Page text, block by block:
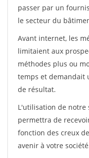
passer par un
le secteur du
Avant internet, les
limitaient aux
méthodes plus ou
temps et demandait
de résultat.
L'utilisation de notre
permettra de
fonction des creux
avenir à votre